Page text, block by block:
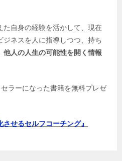
た自身の経験を活かして、現在
ネスを人に指導しつつ、持ち
他人の人生の可能性を開く情報
ラーになった書籍を無料プレゼ
させるセルフコーチング』